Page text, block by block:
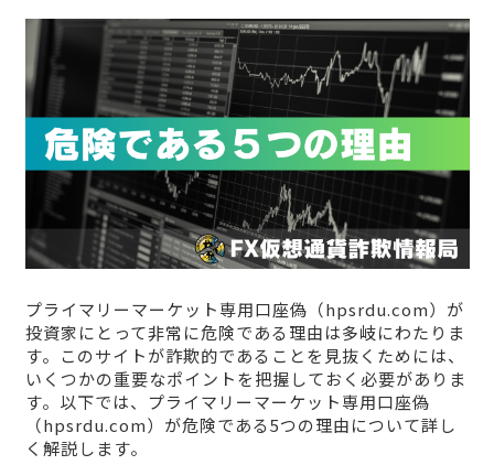
プライマリーマーケット専用口座偽（hpsrdu.com）が
投資家にとって非常に危険である理由は多岐にわたりま
す。このサイトが詐欺的であることを見抜くためには、
いくつかの重要なポイントを把握しておく必要がありま
す。以下では、プライマリーマーケット専用口座偽
（hpsrdu.com）が危険である5つの理由について詳し
く解説します。